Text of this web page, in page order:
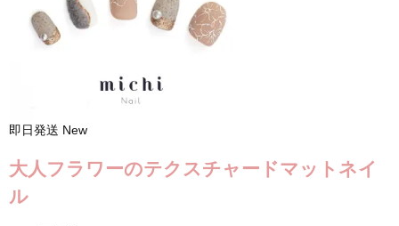
即日発送 New
大人フラワーのテクスチャードマットネイ
ル